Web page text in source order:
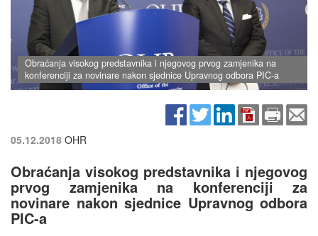
Obraćanja visokog predstavnika i njegovog prvog zamjenika na
konferenciji za novinare nakon sjednice Upravnog odbora PIC-a
05.12.2018 OHR
Obraćanja visokog predstavnika i njegovog
prvog zamjenika na konferenciji za
novinare nakon sjednice Upravnog odbora
PIC-a